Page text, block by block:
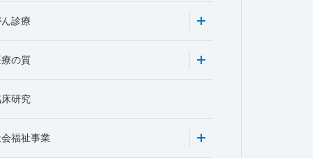
診療
療の質
研究
福祉事業